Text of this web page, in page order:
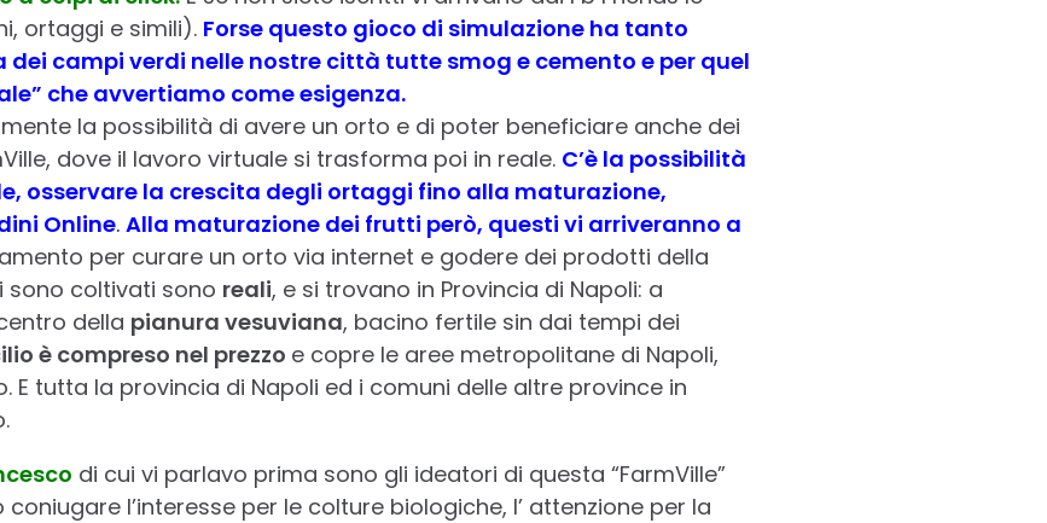
ortaggi e simili). Forse questo gioco di simulazione ha tanto
dei campi verdi nelle nostre città tutte smog e cemento e per quel
che avvertiamo come esigenza.
la possibilità di avere un orto e di poter beneficiare anche dei
dove il lavoro virtuale si trasforma poi in reale. C’è la possibilità
osservare la crescita degli ortaggi fino alla maturazione,
Online. Alla maturazione dei frutti però, questi vi arriveranno a
per curare un orto via internet e godere dei prodotti della
sono coltivati sono reali, e si trovano in Provincia di Napoli: a
della pianura vesuviana, bacino fertile sin dai tempi dei
è compreso nel prezzo e copre le aree metropolitane di Napoli,
E tutta la provincia di Napoli ed i comuni delle altre province in
di cui vi parlavo prima sono gli ideatori di questa “FarmVille”
l’interesse per le colture biologiche, l’ attenzione per la